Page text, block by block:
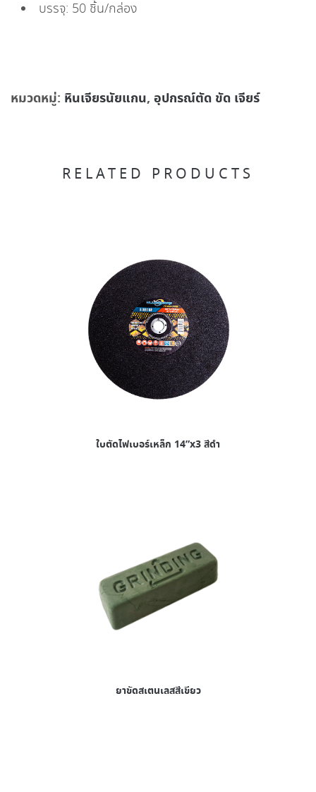
บรรจุ: 50 ชิ้น/กล่อง
หมวดหมู่: หินเจียรนัยแกน, อุปกรณ์ตัด ขัด เจียร์
RELATED PRODUCTS
ใบตัดไฟเบอร์เหล็ก 14”x3 สีดำ
ยาขัดสเตนเลสสีเขียว